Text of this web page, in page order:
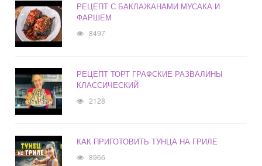
РЕЦЕПТ С БАКЛАЖАНАМИ МУСАКА И
ФАРШЕМ
8497
РЕЦЕПТ ТОРТ ГРАФСКИЕ РАЗВАЛИНЫ
КЛАССИЧЕСКИЙ
2128
КАК ПРИГОТОВИТЬ ТУНЦА НА ГРИЛЕ
8966